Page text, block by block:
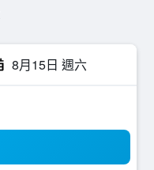
8月15日 週六